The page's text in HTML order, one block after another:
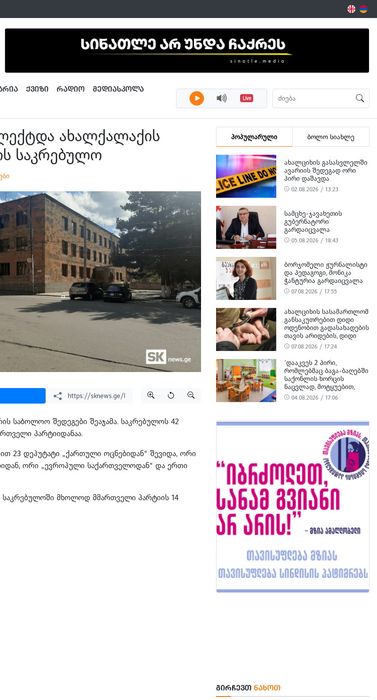
ᲥᲕᲘᲖᲘ ᲠᲐᲓᲘᲝ
ᲛᲔᲓᲘᲐᲡᲙᲝᲚᲐ
Live
ახალქალაქის
საკრებულო
საბოლოო შედეგები შეაჯამა. საკრებულოს 42
პარტიიდანაა.
23 დეპუტატი „ქართული ოცნებიდან“ შევიდა, ორი
ორი „ევროპული საქართველოდან“ და ერთი
საკრებულოში მხოლოდ მმართველი პარტიის 14
პოპულარული ბოლო სიახლე
ᲐᲮᲐᲚᲪᲘᲮᲘᲡ ᲒᲐᲡᲐᲡᲕᲚᲔᲚᲨᲘ
ᲐᲕᲐᲠᲘᲘᲡ ᲨᲔᲓᲔᲒᲐᲓ ᲝᲠᲘ
ᲞᲘᲠᲘ ᲓᲐᲨᲐᲕᲓᲐ
02.08.2026 / 13:23
ᲡᲐᲛᲪᲮᲔ-ᲯᲐᲕᲐᲮᲔᲗᲘᲡ
ᲒᲣᲑᲔᲠᲜᲐᲢᲝᲠᲘ
ᲒᲐᲠᲓᲐᲘᲪᲕᲐᲚᲐ
05.08.2026 / 18:43
ᲑᲝᲠᲯᲝᲛᲔᲚᲘ ᲟᲣᲠᲜᲐᲚᲘᲡᲢᲘ
ᲓᲐ ᲞᲔᲓᲐᲒᲝᲒᲘ, ᲛᲝᲜᲘᲙᲐ
ᲭᲐᲜᲢᲣᲠᲘᲐ ᲒᲐᲠᲓᲐᲘᲪᲕᲐᲚᲐ
07.08.2026 / 17:55
ᲐᲮᲐᲚᲪᲘᲮᲘᲡ ᲡᲐᲡᲐᲛᲐᲠᲗᲚᲝᲛ
ᲒᲐᲜᲡᲐᲙᲣᲗᲠᲔᲑᲘᲗ ᲓᲘᲓᲘ
ᲝᲓᲔᲜᲝᲑᲘᲗ ᲒᲐᲓᲐᲡᲐᲮᲐᲓᲔᲑᲘᲡ
ᲗᲐᲕᲘᲡ ᲐᲠᲘᲓᲔᲑᲘᲡ, ᲓᲘᲓᲘ
ᲝᲓᲔᲜᲝᲑᲘᲗ ᲗᲐᲦᲚᲘᲗᲝᲑᲘᲡ
ᲛᲪᲓᲔᲚᲝᲑᲘᲡ ᲓᲐ
ᲛᲝᲢᲧᲣᲔᲑᲘᲗ ᲥᲝᲜᲔᲑᲠᲘᲕᲘ
ᲓᲐᲖᲘᲐᲜᲔᲑᲘᲡ ᲤᲐᲥᲢᲔᲑᲖᲔ 1
ᲞᲘᲠᲘ ᲓᲐᲛᲜᲐᲨᲐᲕᲔᲓ ᲪᲜᲝ
07.08.2026 / 17:24
‘ᲓᲐᲐᲙᲕᲔᲡ 2 ᲞᲘᲠᲘ,
ᲠᲝᲛᲚᲔᲑᲛᲐᲪ ᲑᲐᲒᲐ-ᲑᲐᲦᲔᲑᲨᲘ
ᲡᲐᲥᲝᲜᲚᲘᲡ ᲮᲝᲠᲪᲘᲡ
ᲜᲐᲪᲕᲚᲐᲓ, ᲛᲝᲢᲧᲣᲔᲑᲘᲗ,
ᲪᲮᲔᲜᲘᲡ ᲮᲝᲠᲪᲘ ᲨᲔᲘᲢᲐᲜᲔᲡ’ -
ᲡᲣᲡ-Ი
04.08.2026 / 17:06
ᲒᲘᲠᲩᲔᲕᲗ ᲜᲐᲮᲝᲗ